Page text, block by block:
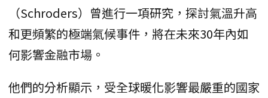
（Schroders）曾進行一項研究，探討氣溫升高
和更頻繁的極端氣候事件，將在未來30年內如
何影響金融市場。
他們的分析顯示，受全球暖化影響最嚴重的國家